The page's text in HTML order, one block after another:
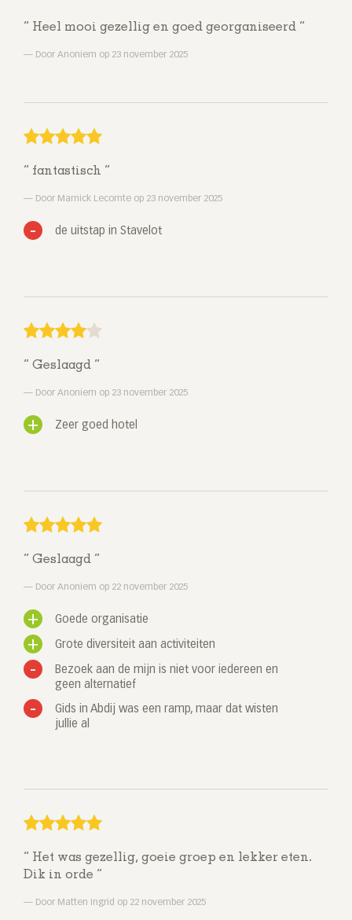
Heel mooi gezellig en goed georganiseerd
Door Anoniem op 23 november 2025
fantastisch
Door Marnick Lecomte op 23 november 2025
de uitstap in Stavelot
Geslaagd
Door Anoniem op 23 november 2025
Zeer goed hotel
Geslaagd
Door Anoniem op 22 november 2025
Goede organisatie
Grote diversiteit aan activiteiten
Bezoek aan de mijn is niet voor iedereen en
geen alternatief
Gids in Abdij was een ramp, maar dat wisten
jullie al
Het was gezellig, goeie groep en lekker eten.
Dik in orde
Door Matten Ingrid op 22 november 2025